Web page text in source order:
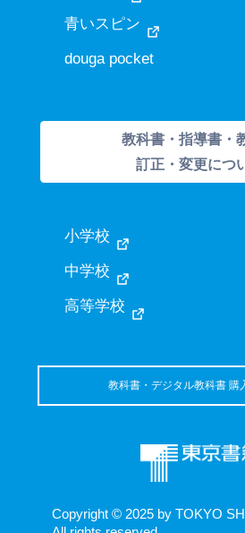
Copyright © 2025 by TOKYO
青いスピン
douga pocket
教科書・指導書・
訂正・変更につ
小学校
中学校
高等学校
教科書・デジタル教科書 購